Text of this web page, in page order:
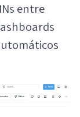
entre